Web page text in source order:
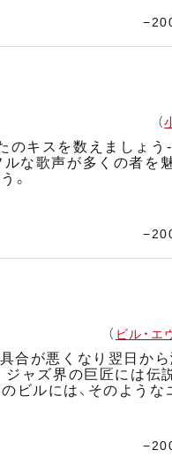
（
のキスを数えましょ
な歌声が多くの者を
。
（ ビル・エ
合が悪くなり翌日か
ジャズ界の巨匠には伝
ビルには、そのような